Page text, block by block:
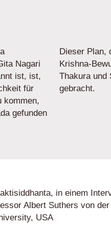
Nagari
ist, ist,
für
kommen,
gefunden
Dieser Plan,
Krishna-
Thakura und
gebracht.
in einem
Albert Suthers von
USA